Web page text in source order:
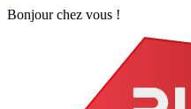
Bonjour chez vous !